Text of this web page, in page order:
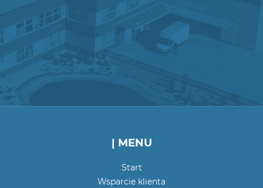
| MENU
Start
Wsparcie klienta